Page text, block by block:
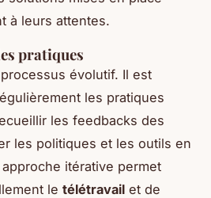
à leurs attentes.
pratiques
évolutif. Il est
les pratiques
les feedbacks des
les politiques et les outils en
itérative permet
le télétravail et de